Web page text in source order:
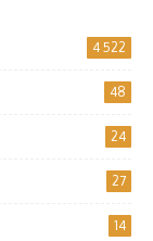
4 522
48
24
27
14